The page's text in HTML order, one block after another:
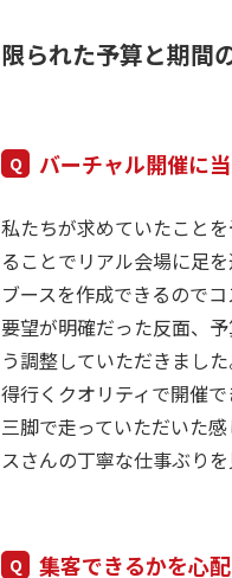
限られた予算と期間
バーチャル開催に
私たちが求めていたこと
ることでリアル会場に足
ブースを作成できるのでコ
要望が明確だった反面、
う調整していただきまし
得行くクオリティで開催
三脚で走っていただいた
スさんの丁寧な仕事ぶり
集客できるかを心